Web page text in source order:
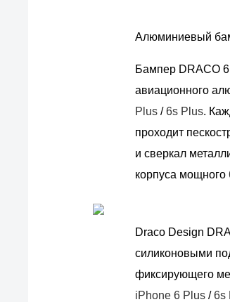
Алюминиевый
Бампер DRACO
авиационного
Plus /6s Plus.
проходит
и сверкал
корпуса мощного
Draco Design
силиконовыми
фиксирующего
iPhone 6 Plus /6s